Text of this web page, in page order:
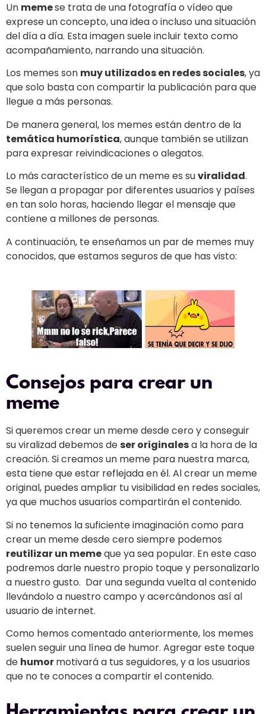
Un memese trata de una fotografía o vídeo que
exprese un concepto, una idea o incluso una situación
del día a día. Esta imagen suele incluir texto como
acompañamiento, narrando una situación.
Los memes son muy utilizados en redes sociales, ya
que solo basta con compartir la publicación para que
llegue a más personas.
De manera general, los memes están dentro de la
temática humorística, aunque también se utilizan
para expresar reivindicaciones o alegatos.
Lo más característico de un meme es suviralidad.
Se llegan a propagar por diferentes usuarios y países
en tan solo horas, haciendo llegar el mensaje que
contiene a millones de personas.
A continuación, te enseñamos un par de memes muy
conocidos, que estamos seguros de que has visto:
Consejos para crear un
meme
Si queremos crear un meme desde cero y conseguir
su viralizad debemos deser originalesa la hora de la
creación. Si creamos un meme para nuestra marca,
esta tiene que estar reflejada en él. Al crear un meme
original, puedes ampliar tu visibilidad en redes sociales,
ya que muchos usuarios compartirán el contenido.
Si no tenemos la suficiente imaginación como para
crear un meme desde cero siempre podemos
reutilizar un memeque ya sea popular. En este caso
podremos darle nuestro propio toque y personalizarlo
a nuestro gusto. Dar una segunda vuelta al contenido
llevándolo a nuestro campo y acercándonos así al
usuario de internet.
Como hemos comentado anteriormente, los memes
suelen seguir una línea de humor. Agregar este toque
de humormotivará a tus seguidores, y a los usuarios
que no te conoces a compartir el contenido.